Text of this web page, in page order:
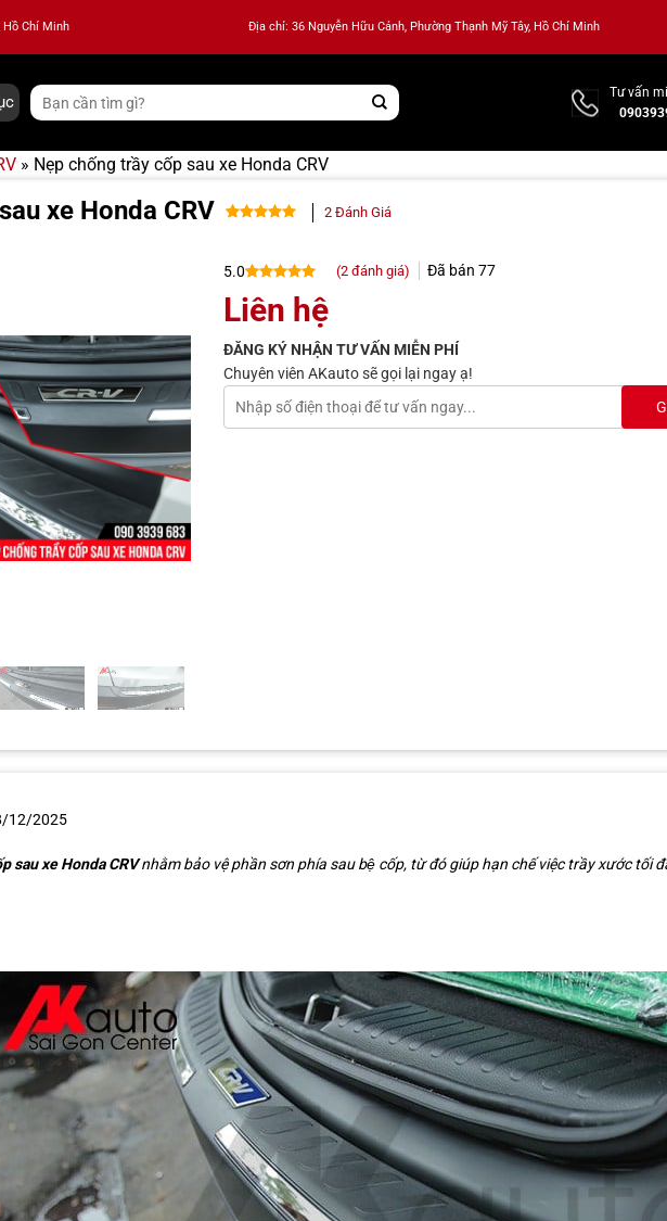
Hồ Chí Minh Địa chỉ: 36 Nguyễn Hữu Cảnh, Phường Thạnh Mỹ Tây, Hồ Chí Minh
Tìm
kiếm:
Tư vấn
» Nẹp chống trầy cốp sau xe Honda CRV
xe Honda CRV
đánh giá
2Đánh Giá
5.0
5.0
trên 5
dựa trên
2
(2đánh giá) Đã bán 77
Liên hệ
ĐĂNG KÝ NHẬN TƯ VẤN MIỄN PHÍ
Chuyên viên AKauto sẽ gọi lại ngay ạ!
12/2025
sau xe Honda CRVnhằm bảo vệ phần sơn phía sau bệ cốp, từ đó giúp hạn chế việc trầy xước tối